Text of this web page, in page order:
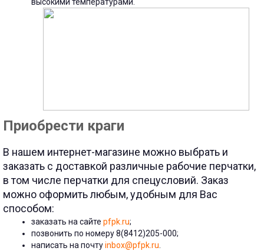
Приобрести краги
В нашем интернет-магазине можно выбрать и
заказать с доставкой различные рабочие перчатки,
в том числе перчатки для спецусловий. Заказ
можно оформить любым, удобным для Вас
способом:
заказать на сайте pfpk.ru;
позвонить по номеру 8(8412)205-000;
написать на почтуinbox@pfpk.ru